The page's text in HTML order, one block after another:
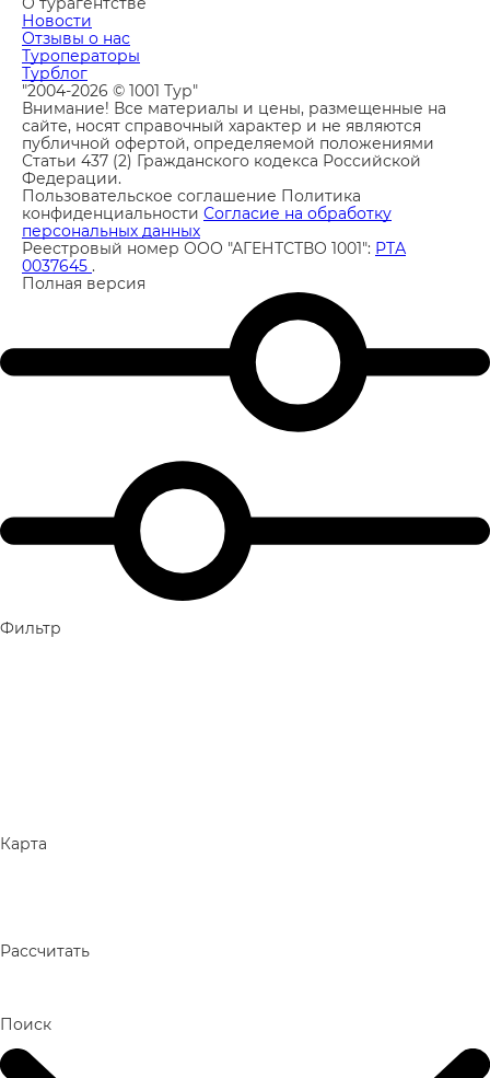
Топ-15 бронируемых отелей в Белеке, Турция
15 лучших отелей "все включено" в Кемере